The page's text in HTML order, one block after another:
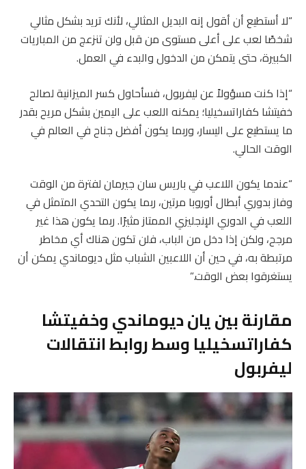
“لا أستطيع أن أقول إنه البديل المثالي، لأنك تريد بشكل مثالي
شخصًا لعب على أعلى مستوى من قبل ولن تنزعج من المباريات
الكبيرة، حتى يتمكن من الدخول والبدء في العمل.
“إذا كنت مسؤولاً عن ليفربول، فسأحاول كسر الميزانية لصالح
خفيتشا كفاراتسخيليا؛ يمكنه اللعب على اليمين بشكل مريح بقدر
ما يستطيع على اليسار، وربما يكون أفضل جناح في العالم في
الوقت الحالي.
“عندما يكون اللاعب في باريس سان جيرمان لفترة من الوقت
وفاز بدوري أبطال أوروبا مرتين، ربما يكون التحدي المتمثل في
اللعب في الدوري الإنجليزي الممتاز مثيرًا. ربما يكون هذا غير
مرجح، ولكن إذا دخل من الباب، فلن تكون هناك أي مخاطر
مرتبطة به، في حين أن اللاعبين الشباب مثل ديوماندي يمكن أن
يستغرقوا بعض الوقت.”
مقارنة بين يان ديوماندي وخفيتشا
كفاراتسخيليا وسط روابط انتقالات
ليفربول